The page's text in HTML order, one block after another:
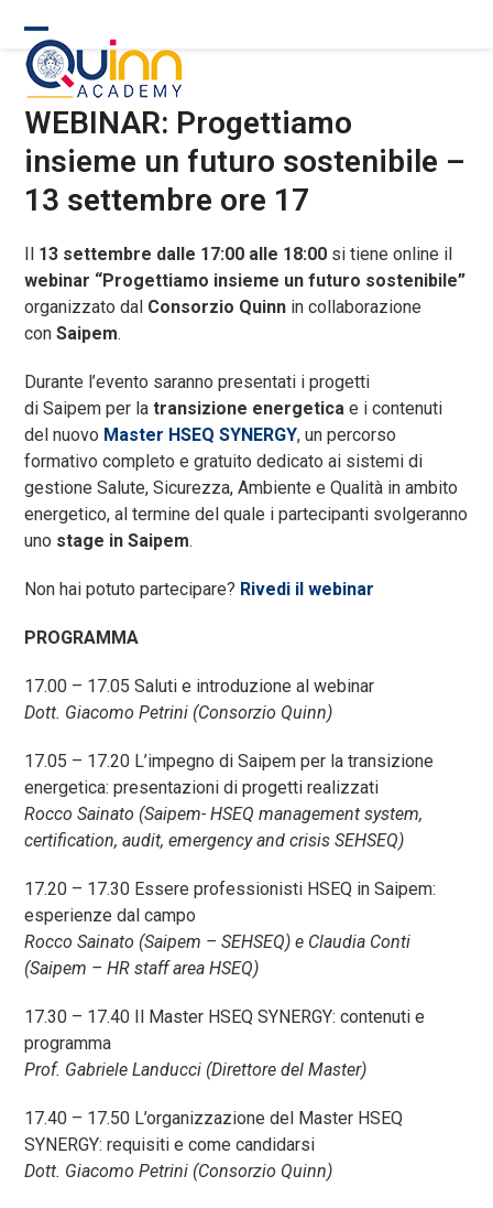
content
Open
mobile
menu
Close
mobile
menu
WEBINAR: Progettiamo
insieme un futuro sostenibile –
13 settembre ore 17
Il 13 settembre dalle 17:00 alle 18:00 si tiene online il
webinar “Progettiamo insieme un futuro sostenibile”
organizzato dal Consorzio Quinn in collaborazione
conSaipem.
Durante l’evento saranno presentati i progetti
diSaipem per latransizione energetica e i contenuti
delnuovo Master HSEQ SYNERGY, un percorso
formativo completo e gratuitodedicato ai sistemi di
gestioneSalute, Sicurezza, Ambiente e Qualità in ambito
energetico, al termine del quale i partecipanti svolgeranno
uno stage inSaipem.
Non hai potuto partecipare? Rivedi il webinar
PROGRAMMA
17.00 – 17.05 Saluti e introduzione al webinar
Dott. Giacomo Petrini (Consorzio Quinn)
17.05 – 17.20 L’impegno di Saipem per la transizione
energetica: presentazioni di progetti realizzati
Rocco Sainato (Saipem- HSEQ management system,
certification, audit, emergency and crisis SEHSEQ)
17.20 – 17.30 Essere professionisti HSEQ in Saipem:
esperienze dal campo
Rocco Sainato (Saipem – SEHSEQ) e Claudia Conti
(Saipem – HR staff area HSEQ)
17.30 – 17.40 Il Master HSEQ SYNERGY: contenuti e
programma
Prof. Gabriele Landucci (Direttore del Master)
17.40 – 17.50 L’organizzazione del Master HSEQ
SYNERGY: requisiti e come candidarsi
Dott. Giacomo Petrini (Consorzio Quinn)